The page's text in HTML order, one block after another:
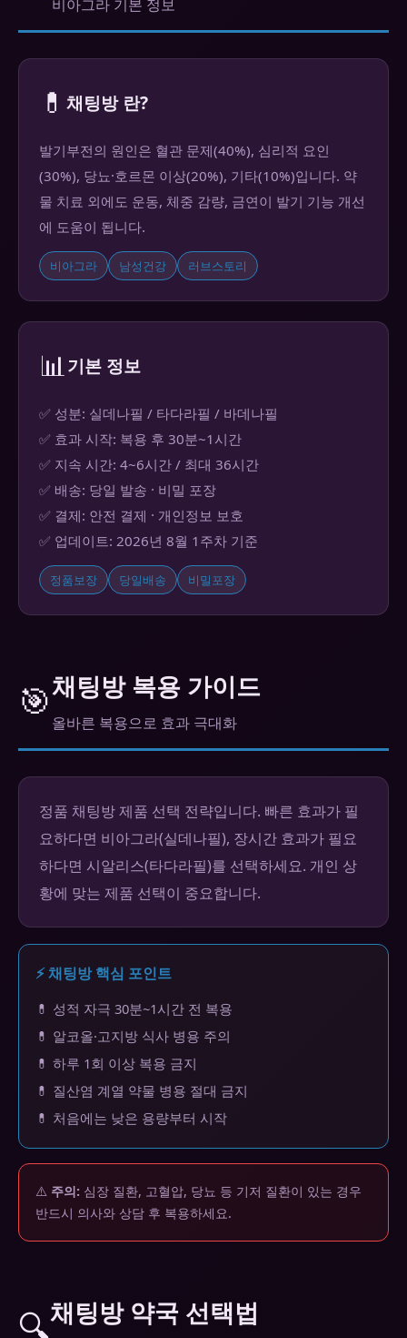
비아그라 기본 정보
💊 채팅방 란?
발기부전의 원인은 혈관 문제(40%), 심리적 요인
(30%), 당뇨·호르몬 이상(20%), 기타(10%)입니다. 약
물 치료 외에도 운동, 체중 감량, 금연이 발기 기능 개선
에 도움이 됩니다.
비아그라 남성건강 러브스토리
📊기본 정보
✅ 성분: 실데나필 / 타다라필 / 바데나필
✅ 효과 시작: 복용 후 30분~1시간
✅ 지속 시간: 4~6시간 / 최대 36시간
✅ 배송: 당일 발송 · 비밀 포장
✅ 결제: 안전 결제 · 개인정보 보호
✅ 업데이트: 2026년 8월 1주차 기준
정품보장 당일배송 비밀포장
🎯채팅방 복용 가이드
올바른 복용으로 효과 극대화
정품 채팅방 제품 선택 전략입니다. 빠른 효과가 필
요하다면 비아그라(실데나필), 장시간 효과가 필요
하다면 시알리스(타다라필)를 선택하세요. 개인 상
황에 맞는 제품 선택이 중요합니다.
⚡ 채팅방 핵심 포인트
💊 성적 자극 30분~1시간 전 복용
💊 알코올·고지방 식사 병용 주의
💊 하루 1회 이상 복용 금지
💊 질산염 계열 약물 병용 절대 금지
💊 처음에는 낮은 용량부터 시작
⚠️ 주의: 심장 질환, 고혈압, 당뇨 등 기저 질환이 있는 경우
반드시 의사와 상담 후 복용하세요.
🔍채팅방 약국 선택법